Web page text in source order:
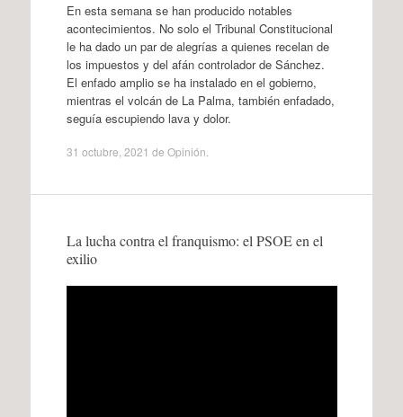
En esta semana se han producido notables
acontecimientos. No solo el Tribunal Constitucional
le ha dado un par de alegrías a quienes recelan de
los impuestos y del afán controlador de Sánchez.
El enfado amplio se ha instalado en el gobierno,
mientras el volcán de La Palma, también enfadado,
seguía escupiendo lava y dolor.
31 octubre, 2021 de Opinión
La lucha contra el franquismo: el PSOE en el
exilio